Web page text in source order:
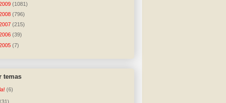
(1081)
(796)
(215)
(39)
(7)
temas
(6)
(31)